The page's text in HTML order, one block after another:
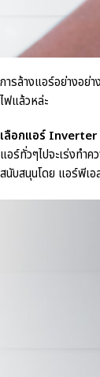
การล้างแอร์อย่างอย่
ไฟแล้วหล่ะ
เลือกแอร์ Inverter
แอร์ทั่วๆไปจะเร่งทำ
สนับสนุนโดย แอร์พีเอ